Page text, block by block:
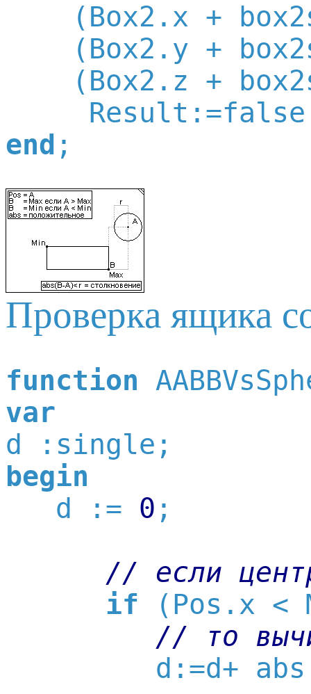
(Box2.x +
(Box2.y +
(Box2.z +
end
Проверка ящика
function
var
begin
d := 0 ;
// если
if (Pos.x <
// то
d:=d+